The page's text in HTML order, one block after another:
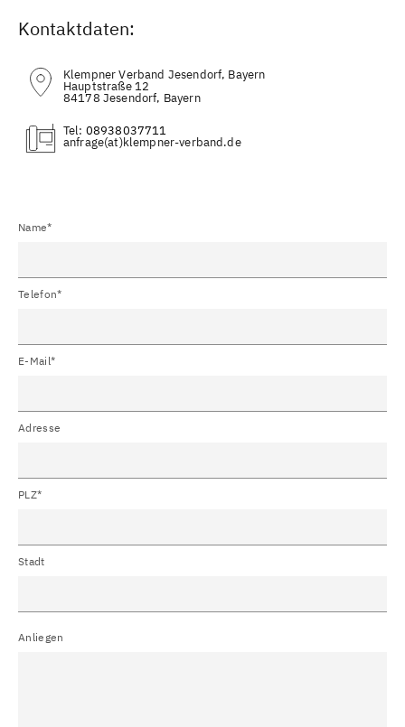
Kontaktdaten:
Klempner Verband Jesendorf, Bayern
Hauptstraße 12
84178 Jesendorf, Bayern
Tel: 08938037711
(at)
Name*
Telefon*
E-Mail*
Adresse
PLZ*
Stadt
Anliegen